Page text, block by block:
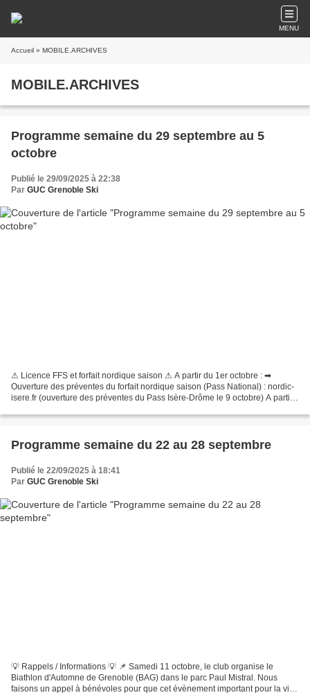
MENU
Accueil » MOBILE.ARCHIVES
MOBILE.ARCHIVES
Programme semaine du 29 septembre au 5
octobre
Publié le 29/09/2025 à 22:38
Par GUC Grenoble Ski
⚠ Licence FFS et forfait nordique saison ⚠ A partir du 1er octobre : ➡
Ouverture des préventes du forfait nordique saison (Pass National) : nordic-
isere.fr (ouverture des préventes du Pass Isère-Drôme le 9 octobre) A partir
Programme semaine du 22 au 28 septembre
Publié le 22/09/2025 à 18:41
Par GUC Grenoble Ski
💡 Rappels / Informations 💡 📌 Samedi 11 octobre, le club organise le
Biathlon d'Automne de Grenoble (BAG) dans le parc Paul Mistral. Nous
faisons un appel à bénévoles pour que cet évènement important pour la vie